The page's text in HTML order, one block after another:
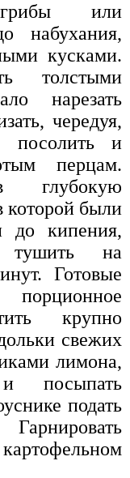
или
набухания,
кусками.
толстыми
нарезать
чередуя,
посолить и
перцам.
которой были
до кипения,
на
Готовые
крупно
свежих
лимона,
посыпать
подать